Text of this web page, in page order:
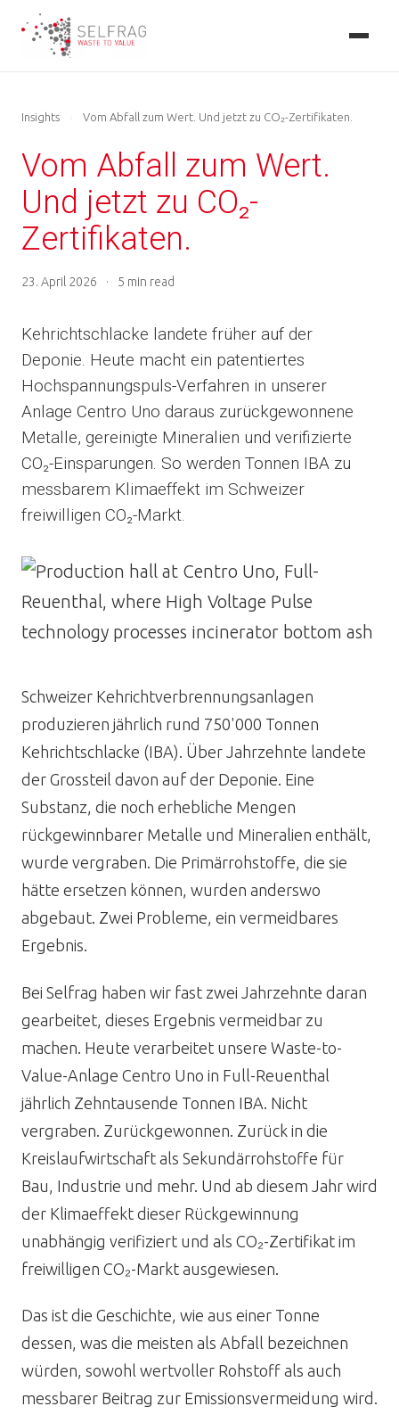
Insights Vom Abfall zum Wert. Und jetzt zu CO₂-Zertifikaten.
Vom Abfall zum Wert.
Und jetzt zu CO₂-
Zertifikaten.
23. April 2026 · 5 min read
Kehrichtschlacke landete früher auf der
Deponie. Heute macht ein patentiertes
Hochspannungspuls-Verfahren in unserer
Anlage Centro Uno daraus zurückgewonnene
Metalle, gereinigte Mineralien und verifizierte
CO₂-Einsparungen. So werden Tonnen IBA zu
messbarem Klimaeffekt im Schweizer
freiwilligen CO₂-Markt.
Image
Schweizer Kehrichtverbrennungsanlagen
produzieren jährlich rund 750'000 Tonnen
Kehrichtschlacke (IBA). Über Jahrzehnte landete
der Grossteil davon auf der Deponie. Eine
Substanz, die noch erhebliche Mengen
rückgewinnbarer Metalle und Mineralien enthält,
wurde vergraben. Die Primärrohstoffe, die sie
hätte ersetzen können, wurden anderswo
abgebaut. Zwei Probleme, ein vermeidbares
Ergebnis.
Bei Selfrag haben wir fast zwei Jahrzehnte daran
gearbeitet, dieses Ergebnis vermeidbar zu
machen. Heute verarbeitet unsere Waste-to-
Value-Anlage Centro Uno in Full-Reuenthal
jährlich Zehntausende Tonnen IBA. Nicht
vergraben. Zurückgewonnen. Zurück in die
Kreislaufwirtschaft als Sekundärrohstoffe für
Bau, Industrie und mehr. Und ab diesem Jahr wird
der Klimaeffekt dieser Rückgewinnung
unabhängig verifiziert und als CO₂-Zertifikat im
freiwilligen CO₂-Markt ausgewiesen.
Das ist die Geschichte, wie aus einer Tonne
dessen, was die meisten als Abfall bezeichnen
würden, sowohl wertvoller Rohstoff als auch
messbarer Beitrag zur Emissionsvermeidung wird.